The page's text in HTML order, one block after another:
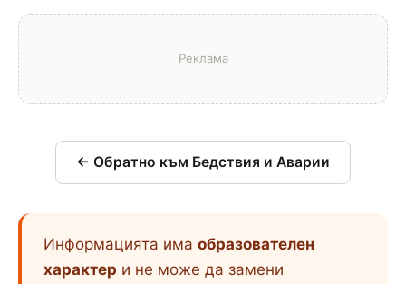
← Обратно към Бедствия и Аварии
Информацията има образователен
характер и не може да замени